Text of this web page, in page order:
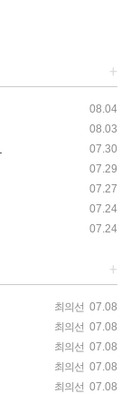
+
08.04
08.03
07.30
07.29
07.27
07.24
07.24
+
최의선 07.08
최의선 07.08
최의선 07.08
최의선 07.08
최의선 07.08